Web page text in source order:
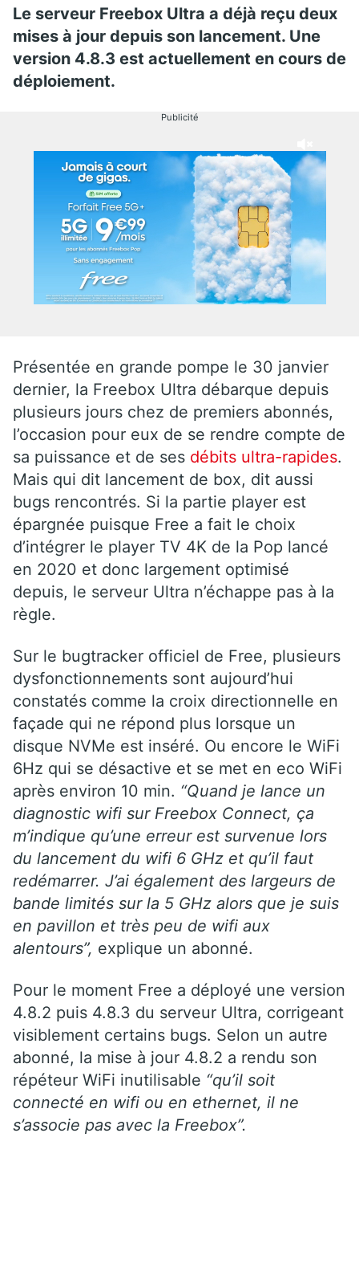
Le serveur Freebox Ultra a déjà reçu deux
mises à jour depuis son lancement. Une
version 4.8.3 est actuellement en cours de
déploiement.
Publicité
Présentée en grande pompe le 30 janvier
dernier, la Freebox Ultra débarque depuis
plusieurs jours chez de premiers abonnés,
l’occasion pour eux de se rendre compte de
sa puissance et de ses débits ultra-rapides.
Mais qui dit lancement de box, dit aussi
bugs rencontrés. Si la partie player est
épargnée puisque Free a fait le choix
d’intégrer le player TV 4K de la Pop lancé
en 2020 et donc largement optimisé
depuis, le serveur Ultra n’échappe pas à la
règle.
Sur le bugtracker officiel de Free, plusieurs
dysfonctionnements sont aujourd’hui
constatés comme la croix directionnelle en
façade qui ne répond plus lorsque un
disque NVMe est inséré. Ou encore le WiFi
6Hz qui se désactive et se met en eco WiFi
après environ 10 min. “Quand je lance un
diagnostic wifi sur Freebox Connect, ça
m’indique qu’une erreur est survenue lors
du lancement du wifi 6 GHz et qu’il faut
redémarrer. J’ai également des largeurs de
bande limités sur la 5 GHz alors que je suis
en pavillon et très peu de wifi aux
alentours”, explique un abonné.
Pour le moment Free a déployé une version
4.8.2 puis 4.8.3 du serveur Ultra, corrigeant
visiblement certains bugs. Selon un autre
abonné, la mise à jour 4.8.2 a rendu son
répéteur WiFi inutilisable “qu’il soit
connecté en wifi ou en ethernet, il ne
s’associe pas avec la Freebox”.